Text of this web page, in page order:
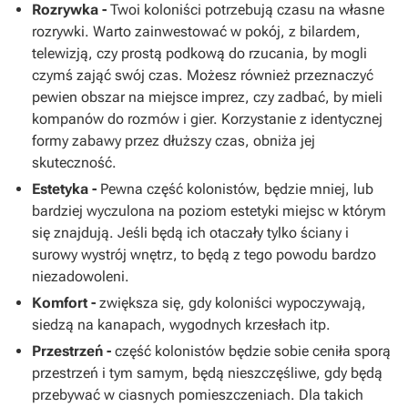
Rozrywka - Twoi koloniści potrzebują czasu na własne
rozrywki. Warto zainwestować w pokój, z bilardem,
telewizją, czy prostą podkową do rzucania, by mogli
czymś zająć swój czas. Możesz również przeznaczyć
pewien obszar na miejsce imprez, czy zadbać, by mieli
kompanów do rozmów i gier. Korzystanie z identycznej
formy zabawy przez dłuższy czas, obniża jej
skuteczność.
Estetyka - Pewna część kolonistów, będzie mniej, lub
bardziej wyczulona na poziom estetyki miejsc w którym
się znajdują. Jeśli będą ich otaczały tylko ściany i
surowy wystrój wnętrz, to będą z tego powodu bardzo
niezadowoleni.
Komfort - zwiększa się, gdy koloniści wypoczywają,
siedzą na kanapach, wygodnych krzesłach itp.
Przestrzeń - część kolonistów będzie sobie ceniła sporą
przestrzeń i tym samym, będą nieszczęśliwe, gdy będą
przebywać w ciasnych pomieszczeniach. Dla takich